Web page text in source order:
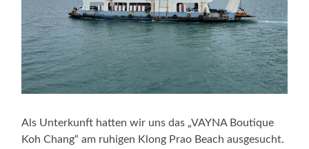
Als Unterkunft hatten wir uns das „VAYNA Boutique
Koh Chang“ am ruhigen Klong Prao Beach ausgesucht.